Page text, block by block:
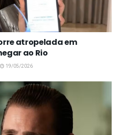
atropelada em
ao Rio
19/05/2026